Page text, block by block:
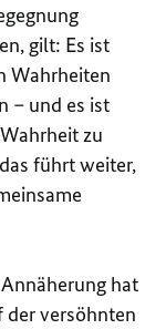
gilt: Es ist
Wahrheiten
– und es ist
zu
führt weiter,
hat
der versöhnten